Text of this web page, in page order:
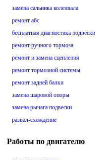
замена сальника коленвала
ремонт абс
бесплатная диагностика подвески
ремонт ручного тормоза
ремонт и замена сцепления
ремонт тормозной системы
ремонт задней балки
замена шаровой опоры
замена рычага подвески
развал-схождение
Работы по двигателю